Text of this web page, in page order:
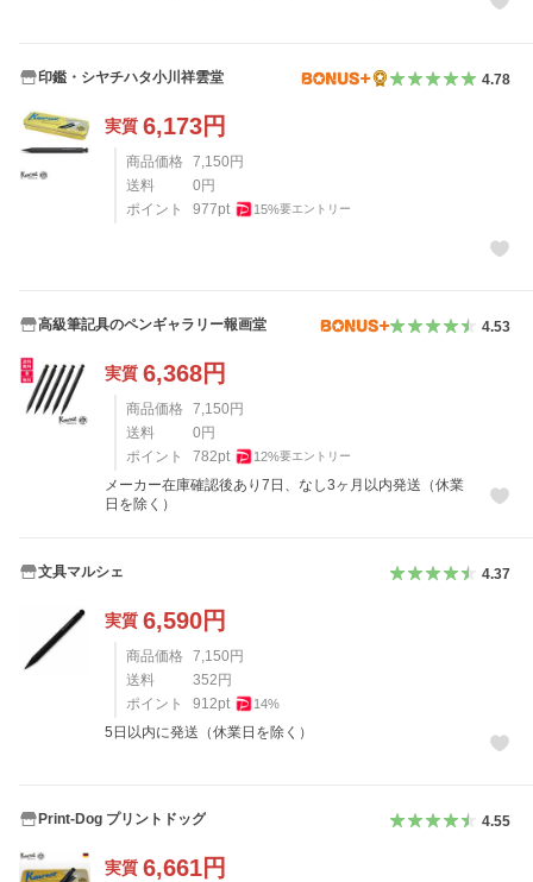
印鑑・シヤチハタ小川祥雲堂 4.78
実質 6,173円
商品価格 7,150円
送料
0円
ポイント
977pt 15%要エントリー
高級筆記具のペンギャラリー報画堂 4.53
実質 6,368円
商品価格 7,150円
送料
0円
ポイント
782pt 12%要エントリー
メーカー在庫確認後あり7日、なし3ヶ月以内発送（休業
日を除く）
文具マルシェ 4.37
実質 6,590円
商品価格 7,150円
送料
352円
ポイント
912pt 14%
5日以内に発送（休業日を除く）
Print-Dog プリントドッグ 4.55
実質 6,661円